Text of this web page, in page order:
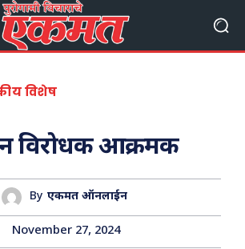
विशेष
विरोधक आक्रमक
By एकमत ऑनलाईन
November 27, 2024